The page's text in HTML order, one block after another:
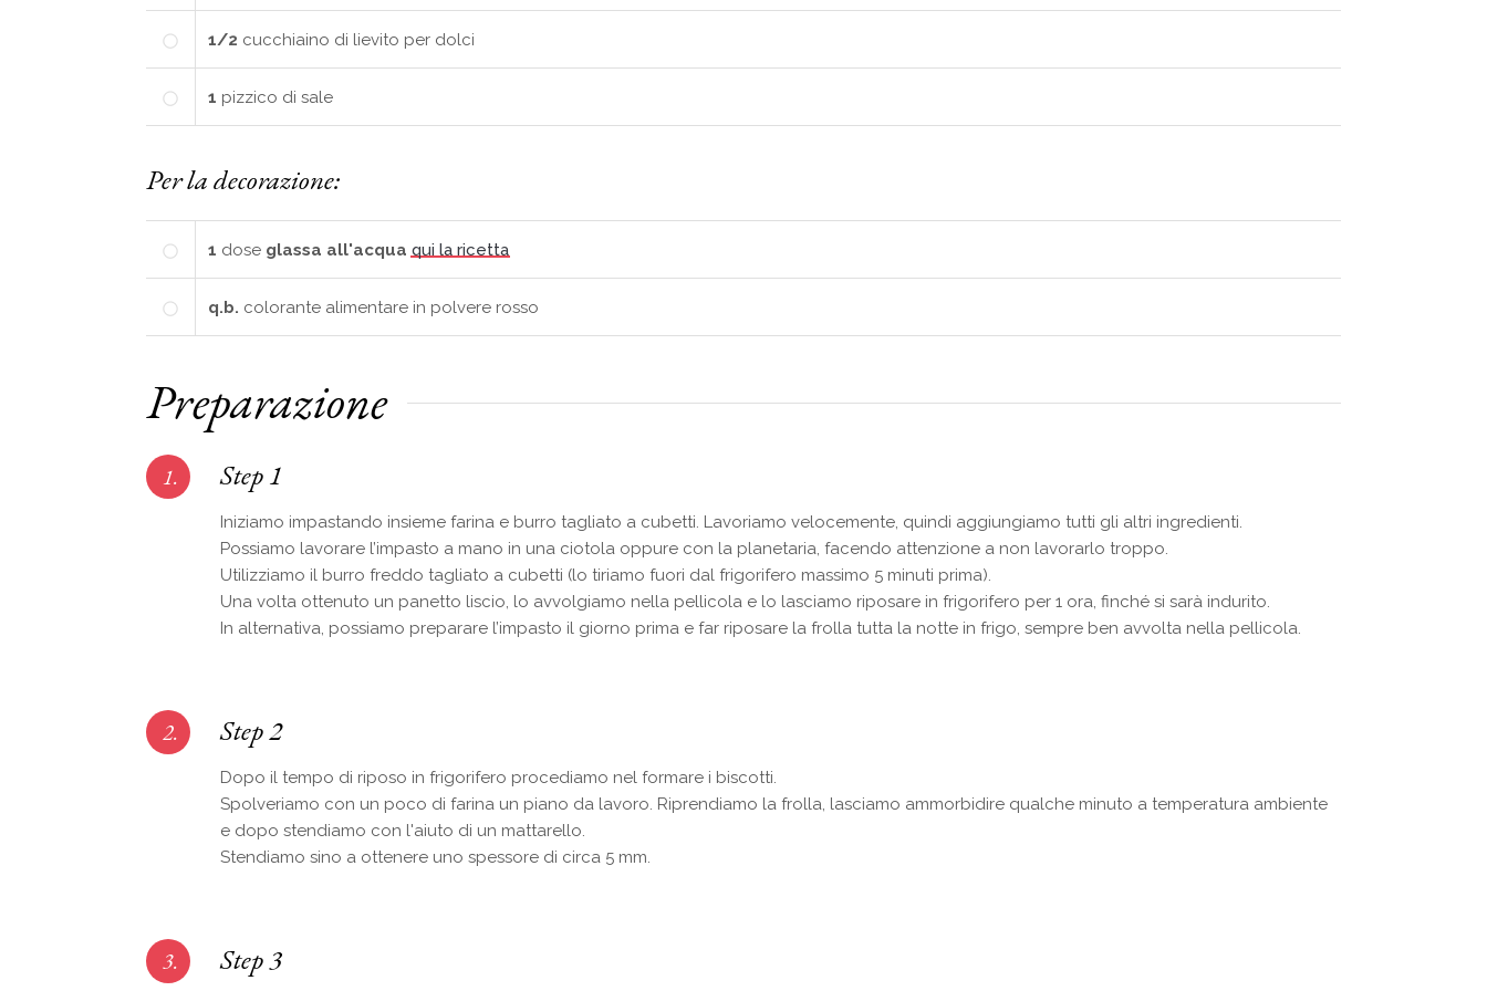
1/2 cucchiaino di lievito per dolci
1 pizzico di sale
Per la decorazione:
1 dose glassa all'acqua qui la ricetta
q.b. colorante alimentare in polvere rosso
Preparazione
1. Step 1
Iniziamo impastando insieme farina e burro tagliato a cubetti. Lavoriamo velocemente, quindi aggiungiamo tutti gli altri ingredienti.
Possiamo lavorare l’impasto a mano in una ciotola oppure con la planetaria, facendo attenzione a non lavorarlo troppo.
Utilizziamo il burro freddo tagliato a cubetti (lo tiriamo fuori dal frigorifero massimo 5 minuti prima).
Una volta ottenuto un panetto liscio, lo avvolgiamo nella pellicola e lo lasciamo riposare in frigorifero per 1 ora, finché si sarà indurito.
In alternativa, possiamo preparare l’impasto il giorno prima e far riposare la frolla tutta la notte in frigo, sempre ben avvolta nella pellicola.
2. Step 2
Dopo il tempo di riposo in frigorifero procediamo nel formare i biscotti.
Spolveriamo con un poco di farina un piano da lavoro. Riprendiamo la frolla, lasciamo ammorbidire qualche minuto a temperatura ambiente
e dopo stendiamo con l'aiuto di un mattarello.
Stendiamo sino a ottenere uno spessore di circa 5 mm.
3. Step 3